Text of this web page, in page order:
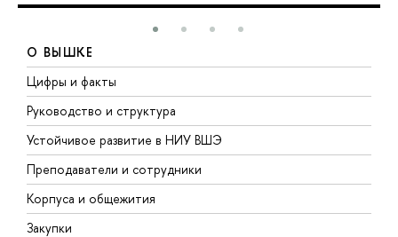
О ВЫШКЕ
Цифры и факты
Руководство и структура
Устойчивое развитие в НИУ ВШЭ
Преподаватели и сотрудники
Корпуса и общежития
Закупки